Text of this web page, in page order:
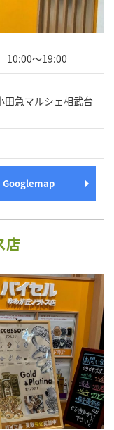
10:00～19:00
田急マルシェ相武台
Googlemap
店